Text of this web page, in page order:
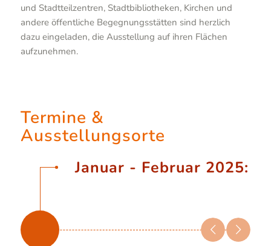
und Stadtteilzentren, Stadtbibliotheken, Kirchen und
andere öffentliche Begegnungsstätten sind herzlich
dazu eingeladen, die Ausstellung auf ihren Flächen
aufzunehmen.
Termine &
Ausstellungsorte
Januar - Februar 2025: